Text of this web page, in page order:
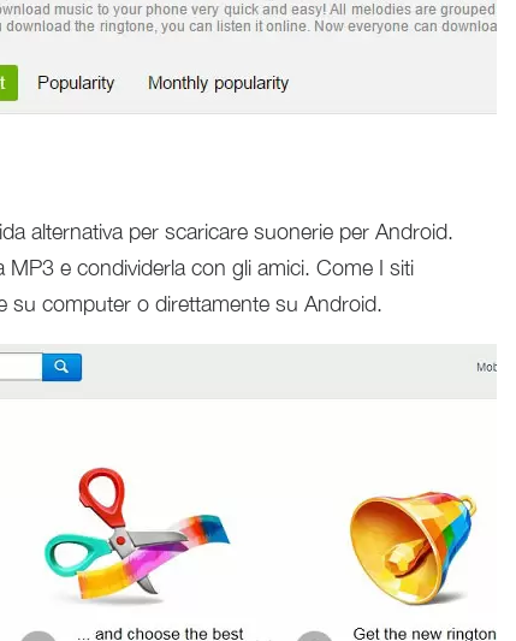
alternativa per scaricare suonerie per Android.
e condividerla con gli amici. Come I siti
su computer o direttamente su Android.